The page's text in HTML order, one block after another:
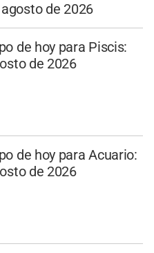
de 2026
de hoy para Piscis:
de 2026
de hoy para Acuario:
de 2026